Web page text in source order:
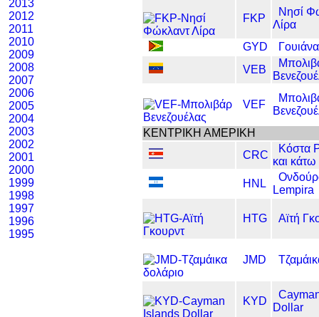
2013
2012
2011
2010
2009
2008
2007
2006
2005
2004
2003
2002
2001
2000
1999
1998
1997
1996
1995
FKP
Νησί
Λίρα
GYD
VEB
VEF
ΚΕΝΤΡΙΚΗ ΑΜΕΡΙΚΗ
CRC
Κόστα
και κάτω
HNL
Lempira
HTG Αϊτή
JMD
KYD
Dollar